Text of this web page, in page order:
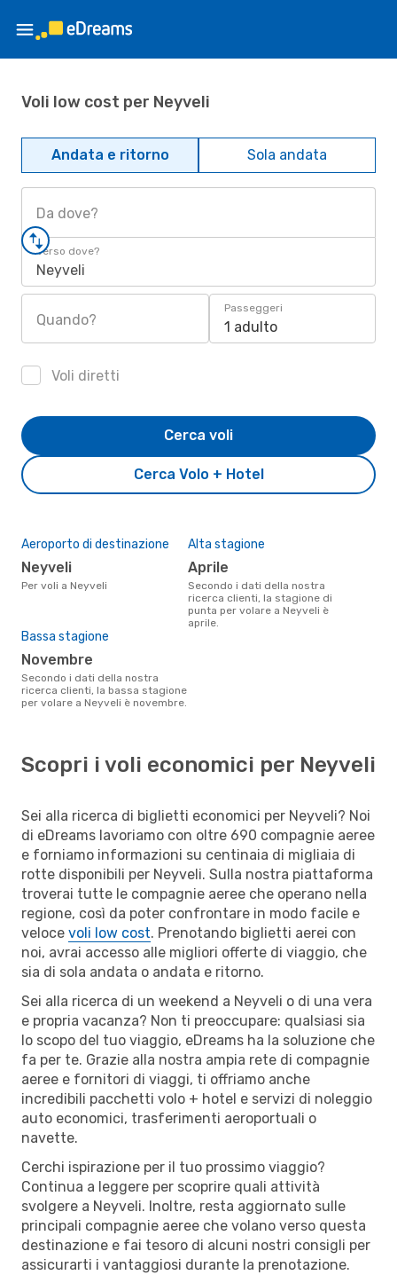
Voli low cost per Neyveli
Andata e ritorno Sola andata
Da dove?
Verso dove?
Neyveli
Quando?
Passeggeri
1 adulto
Voli diretti
Cerca Volo + Hotel
Cerca voli
Aeroporto di destinazione
Neyveli
Per voli a Neyveli
Alta stagione
aprile
Secondo i dati della nostra
ricerca clienti, la stagione di
punta per volare a Neyveli è
aprile.
Bassa stagione
novembre
Secondo i dati della nostra
ricerca clienti, la bassa stagione
per volare a Neyveli è novembre.
Scopri i voli economici per Neyveli
Sei alla ricerca di biglietti economici per Neyveli? Noi
di eDreams lavoriamo con oltre 690 compagnie aeree
e forniamo informazioni su centinaia di migliaia di
rotte disponibili per Neyveli. Sulla nostra piattaforma
troverai tutte le compagnie aeree che operano nella
regione, così da poter confrontare in modo facile e
veloce voli low cost. Prenotando biglietti aerei con
noi, avrai accesso alle migliori offerte di viaggio, che
sia di sola andata o andata e ritorno.
Sei alla ricerca di un weekend a Neyveli o di una vera
e propria vacanza? Non ti preoccupare: qualsiasi sia
lo scopo del tuo viaggio, eDreams ha la soluzione che
fa per te. Grazie alla nostra ampia rete di compagnie
aeree e fornitori di viaggi, ti offriamo anche
incredibili pacchetti volo + hotel e servizi di noleggio
auto economici, trasferimenti aeroportuali o
navette.
Cerchi ispirazione per il tuo prossimo viaggio?
Continua a leggere per scoprire quali attività
svolgere a Neyveli. Inoltre, resta aggiornato sulle
principali compagnie aeree che volano verso questa
destinazione e fai tesoro di alcuni nostri consigli per
assicurarti i vantaggiosi durante la prenotazione.